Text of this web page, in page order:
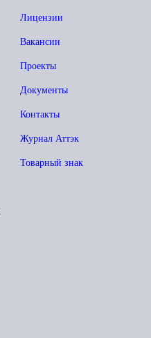
Лицензии
Вакансии
Проекты
Документы
Контакты
Журнал Аттэк
Товарный знак